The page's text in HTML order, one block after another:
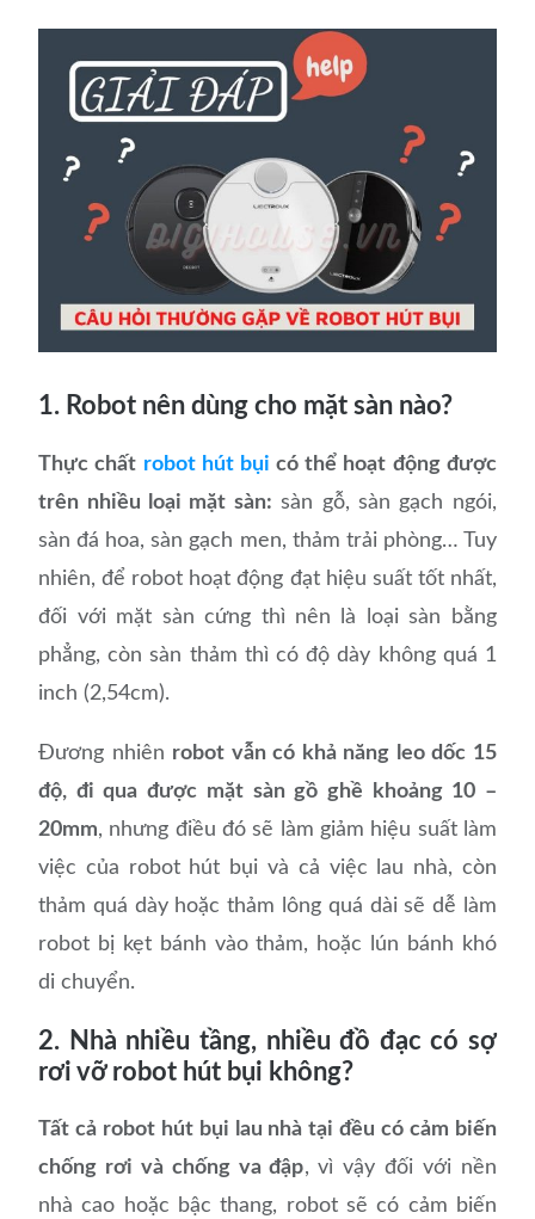
1. Robot nên dùng cho mặt sàn nào?
Thực chất robot hút bụi có thể hoạt động được
trên nhiều loại mặt sàn: sàn gỗ, sàn gạch ngói,
sàn đá hoa, sàn gạch men, thảm trải phòng… Tuy
nhiên, để robot hoạt động đạt hiệu suất tốt nhất,
đối với mặt sàn cứng thì nên là loại sàn bằng
phẳng, còn sàn thảm thì có độ dày không quá 1
inch (2,54cm).
Đương nhiên robot vẫn có khả năng leo dốc 15
độ, đi qua được mặt sàn gồ ghề khoảng 10 –
20mm, nhưng điều đó sẽ làm giảm hiệu suất làm
việc của robot hút bụi và cả việc lau nhà, còn
thảm quá dày hoặc thảm lông quá dài sẽ dễ làm
robot bị kẹt bánh vào thảm, hoặc lún bánh khó
di chuyển.
2. Nhà nhiều tầng, nhiều đồ đạc có sợ
rơi vỡ robot hút bụi không?
Tất cả robot hút bụi lau nhà tại đều có cảm biến
chống rơi và chống va đập, vì vậy đối với nền
nhà cao hoặc bậc thang, robot sẽ có cảm biến